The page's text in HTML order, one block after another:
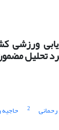
ورزشی
تحلیل
2